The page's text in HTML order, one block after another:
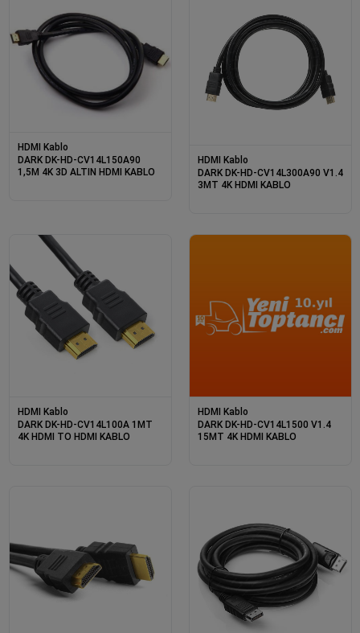
HDMI Kablo
DARK DK-HD-CV14L150A90
1,5M 4K 3D ALTIN HDMI KABLO
HDMI Kablo
DARK DK-HD-CV14L300A90 V1.4
3MT 4K HDMI KABLO
HDMI Kablo
DARK DK-HD-CV14L100A 1MT
4K HDMI TO HDMI KABLO
HDMI Kablo
DARK DK-HD-CV14L1500 V1.4
15MT 4K HDMI KABLO